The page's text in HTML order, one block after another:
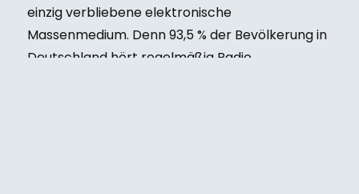
einzig verbliebene elektronische
Massenmedium. Denn 93,5 % der Bevölkerung in
Deutschland hört regelmäßig Radio.